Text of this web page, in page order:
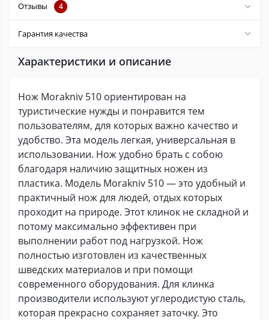
Отзывы 4
Гарантия качества
Характеристики и описание
Нож Morakniv 510 ориентирован на
туристические нужды и понравится тем
пользователям, для которых важно качество и
удобство. Эта модель легкая, универсальная в
использовании. Нож удобно брать с собою
благодаря наличию защитных ножен из
пластика. Модель Morakniv 510 — это удобный и
практичный нож для людей, отдых которых
проходит на природе. Этот клинок не складной и
потому максимально эффективен при
выполнении работ под нагрузкой. Нож
полностью изготовлен из качественных
шведских материалов и при помощи
современного оборудования. Для клинка
производители используют углеродистую сталь,
которая прекрасно сохраняет заточку. Это